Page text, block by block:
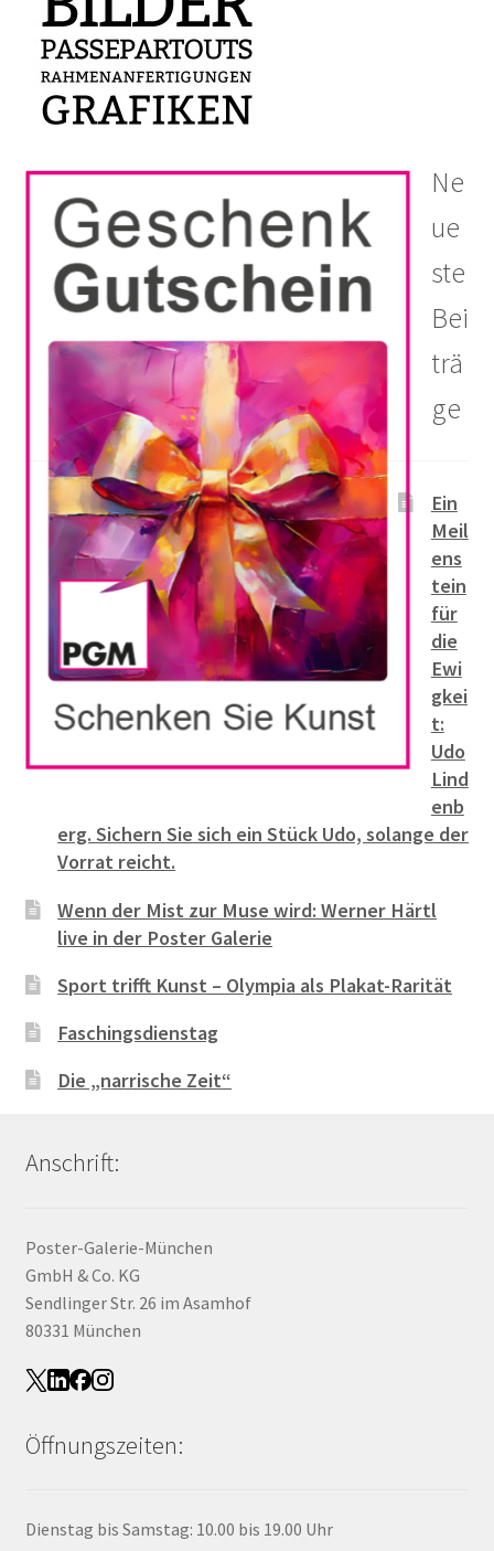
Ne
ue
ste
Bei
trä
ge
Ein
Meil
ens
tein
für
die
Ewi
gkei
t:
Udo
Lind
enb
erg. Sichern Sie sich ein Stück Udo, solange der
Vorrat reicht.
Wenn der Mist zur Muse wird: Werner Härtl
live in der Poster Galerie
Sport trifft Kunst – Olympia als Plakat-Rarität
Faschingsdienstag
Die „narrische Zeit“
Anschrift:
Poster-Galerie-München
GmbH & Co. KG
Sendlinger Str. 26 im Asamhof
80331 München
Öffnungszeiten:
Dienstag bis Samstag: 10.00 bis 19.00 Uhr